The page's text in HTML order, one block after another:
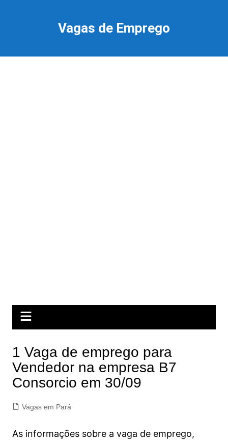
Vagas de Emprego
1 Vaga de emprego para
Vendedor na empresa B7
Consorcio em 30/09
Vagas em Pará
As informações sobre a vaga de emprego,